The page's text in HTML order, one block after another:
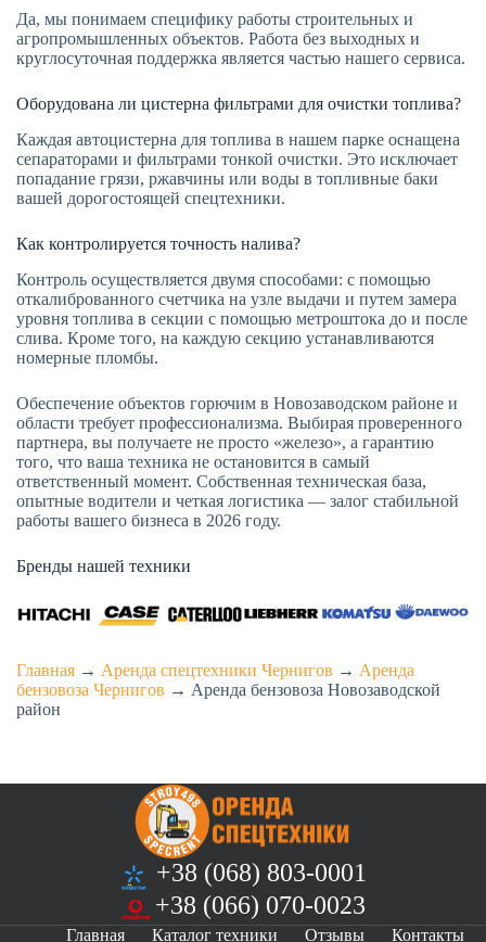
Да, мы понимаем специфику работы строительных и
агропромышленных объектов. Работа без выходных и
круглосуточная поддержка является частью нашего сервиса.
Оборудована ли цистерна фильтрами для очистки топлива?
Каждая автоцистерна для топлива в нашем парке оснащена
сепараторами и фильтрами тонкой очистки. Это исключает
попадание грязи, ржавчины или воды в топливные баки
вашей дорогостоящей спецтехники.
Как контролируется точность налива?
Контроль осуществляется двумя способами: с помощью
откалиброванного счетчика на узле выдачи и путем замера
уровня топлива в секции с помощью метроштока до и после
слива. Кроме того, на каждую секцию устанавливаются
номерные пломбы.
Обеспечение объектов горючим в Новозаводском районе и
области требует профессионализма. Выбирая проверенного
партнера, вы получаете не просто «железо», а гарантию
того, что ваша техника не остановится в самый
ответственный момент. Собственная техническая база,
опытные водители и четкая логистика — залог стабильной
работы вашего бизнеса в 2026 году.
Бренды нашей техники
Главная → Аренда спецтехники Чернигов → Аренда
бензовоза Чернигов → Аренда бензовоза Новозаводской
район
+38 (068) 803-0001
+38 (066) 070-0023
Главная Каталог техники Отзывы Контакты